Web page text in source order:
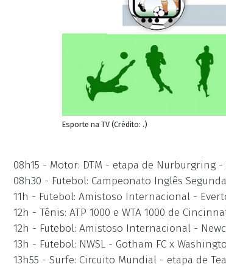
Esporte na TV (Crédito: .)
08h15 - Motor: DTM - etapa de Nurburgring -
08h30 - Futebol: Campeonato Inglês
11h - Futebol: Amistoso Internacional -
12h - Tênis: ATP 1000 e WTA 1000 de
12h - Futebol: Amistoso Internacional -
13h - Futebol: NWSL - Gotham FC x
13h55 - Surfe: Circuito Mundial - etapa de